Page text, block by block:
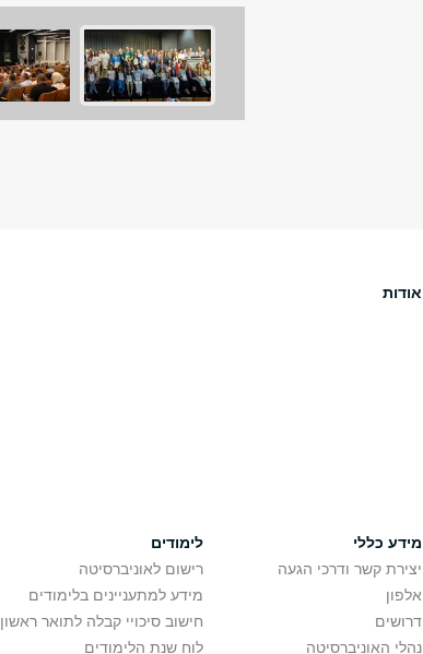
אודות
מידע כללי
יצירת קשר ודרכי הגעה
אלפון
דרושים
נהלי האוניברסיטה
לימודים
רישום לאוניברסיטה
מידע למתעניינים בלימודים
חישוב סיכויי קבלה לתואר ראשון
לוח שנת הלימודים